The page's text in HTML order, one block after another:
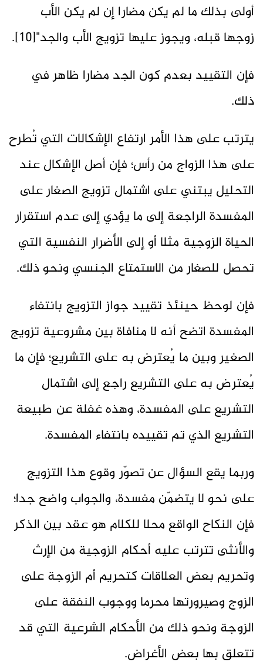
أولى بذلك ما لم يكن مضارا إن لم يكن الأب
زوجها قبله، ويجوز عليها تزويج الأب والجد"[10].
فإن التقييد بعدم كون الجد مضارا ظاهر في
ذلك.
يترتب على هذا الأمر ارتفاع الإشكالات التي تُطرح
على هذا الزواج من رأس؛ فإن أصل الإشكال عند
التحليل يبتني على اشتمال تزويج الصغار على
المفسدة الراجعة إلى ما يؤدي إلى عدم استقرار
الحياة الزوجية مثلا أو إلى الأضرار النفسية التي
تحصل للصغار من الاستمتاع الجنسي ونحو ذلك.
فإن لوحظ حينئذ تقييد جواز التزويج بانتفاء
المفسدة اتضح أنه لا منافاة بين مشروعية تزويج
الصغير وبين ما يُعترض به على التشريع؛ فإن ما
يُعترض به على التشريع راجع إلى اشتمال
التشريع على المفسدة، وهذه غفلة عن طبيعة
التشريع الذي تم تقييده بانتفاء المفسدة.
وربما يقع السؤال عن تصوّر وقوع هذا التزويج
على نحو لا يتضمّن مفسدة، والجواب واضح جدا؛
فإن النكاح الواقع محلا للكلام هو عقد بين الذكر
والأنثى تترتب عليه أحكام الزوجية من الإرث
وتحريم بعض العلاقات كتحريم أم الزوجة على
الزوج وصيرورتها محرما ووجوب النفقة على
الزوجة ونحو ذلك من الأحكام الشرعية التي قد
تتعلق بها بعض الأغراض.